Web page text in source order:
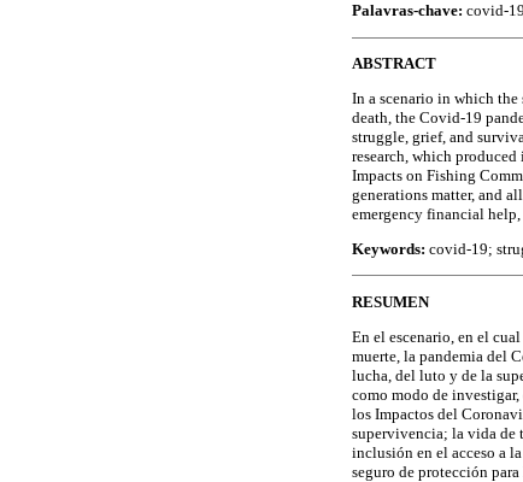
Palavras-chave: covid-
ABSTRACT
In a scenario in which
death, the Covid-19
struggle, grief, and
research, which
Impacts on Fishing
generations matter, and
emergency financial
Keywords: covid-19;
RESUMEN
En el escenario, en el
muerte, la pandemia del
lucha, del luto y de la
como modo de
los Impactos del
supervivencia; la vida de
inclusión en el acceso a
seguro de protección para